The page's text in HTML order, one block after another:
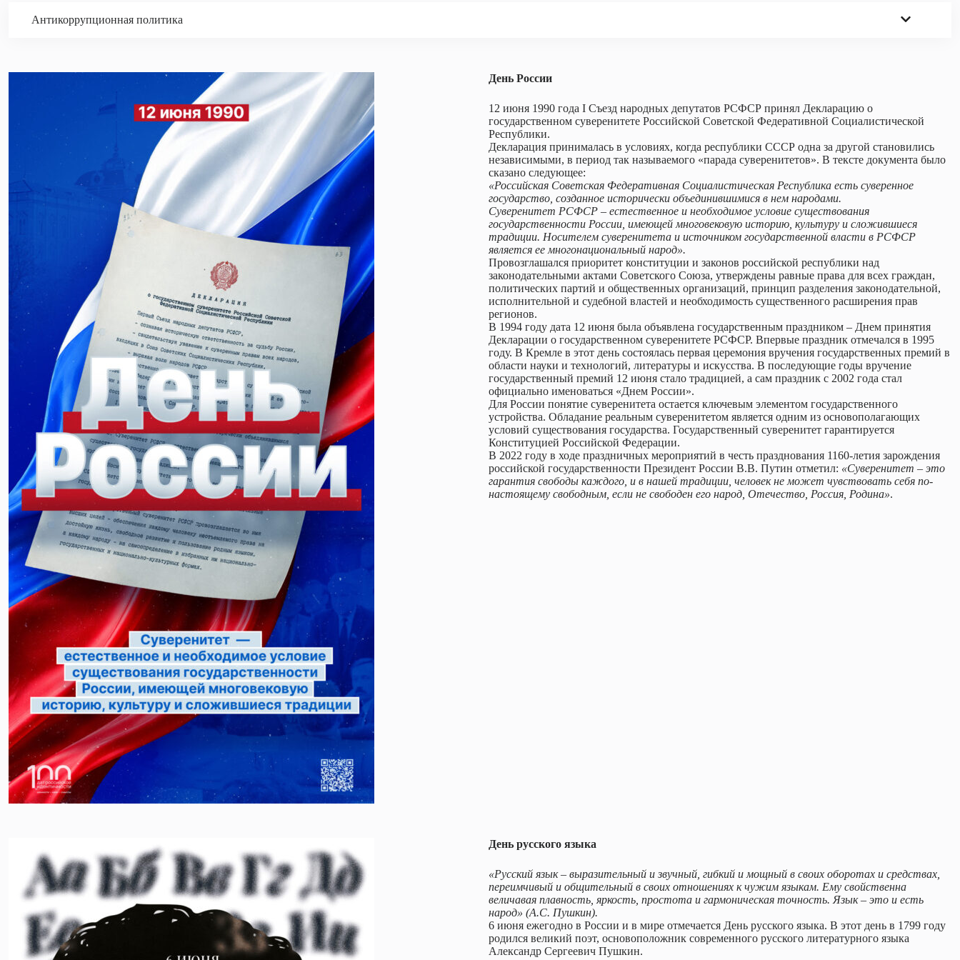
Антикоррупционная политика
День России
12 июня 1990 года I Съезд народных депутатов РСФСР принял Декларацию о
государственном суверенитете Российской Советской Федеративной Социалистической
Республики.
Декларация принималась в условиях, когда республики СССР одна за другой становились
независимыми, в период так называемого «парада суверенитетов». В тексте документа было
сказано следующее:
«Российская Советская Федеративная Социалистическая Республика есть суверенное
государство, созданное исторически объединившимися в нем народами.
Суверенитет РСФСР – естественное и необходимое условие существования
государственности России, имеющей многовековую историю, культуру и сложившиеся
традиции. Носителем суверенитета и источником государственной власти в РСФСР
является ее многонациональный народ».
Провозглашался приоритет конституции и законов российской республики над
законодательными актами Советского Союза, утверждены равные права для всех граждан,
политических партий и общественных организаций, принцип разделения законодательной,
исполнительной и судебной властей и необходимость существенного расширения прав
регионов.
В 1994 году дата 12 июня была объявлена государственным праздником – Днем принятия
Декларации о государственном суверенитете РСФСР. Впервые праздник отмечался в 1995
году. В Кремле в этот день состоялась первая церемония вручения государственных премий в
области науки и технологий, литературы и искусства. В последующие годы вручение
государственный премий 12 июня стало традицией, а сам праздник с 2002 года стал
официально именоваться «Днем России».
Для России понятие суверенитета остается ключевым элементом государственного
устройства. Обладание реальным суверенитетом является одним из основополагающих
условий существования государства. Государственный суверенитет гарантируется
Конституцией Российской Федерации.
В 2022 году в ходе праздничных мероприятий в честь празднования 1160-летия зарождения
российской государственности Президент России В.В. Путин отметил: «Суверенитет – это
гарантия свободы каждого, и в нашей традиции, человек не может чувствовать себя по-
настоящему свободным, если не свободен его народ, Отечество, Россия, Родина».
День русского языка
«Русский язык – выразительный и звучный, гибкий и мощный в своих оборотах и средствах,
переимчивый и общительный в своих отношениях к чужим языкам. Ему свойственна
величавая плавность, яркость, простота и гармоническая точность. Язык – это и есть
народ» (А.С. Пушкин).
6 июня ежегодно в России и в мире отмечается День русского языка. В этот день в 1799 году
родился великий поэт, основоположник современного русского литературного языка
Александр Сергеевич Пушкин.